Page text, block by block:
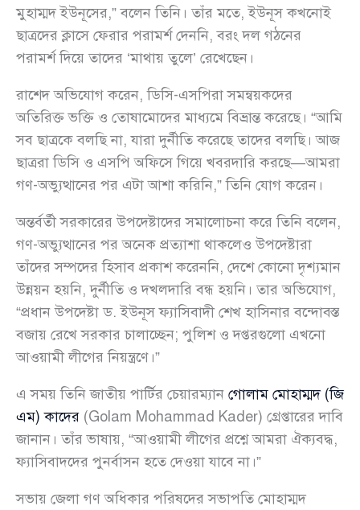
মুহাম্মদ ইউনূসের,” বলেন তিনি। তাঁর মতে, ইউনূস কখনোই
ছাত্রদের ক্লাসে ফেরার পরামর্শ দেননি, বরং দল গঠনের
পরামর্শ দিয়ে তাদের ‘মাথায় তুলে’ রেখেছেন।
রাশেদ অভিযোগ করেন, ডিসি-এসপিরা সমন্বয়কদের
অতিরিক্ত ভক্তি ও তোষামোদের মাধ্যমে বিভ্রান্ত করেছে। “আমি
সব ছাত্রকে বলছি না, যারা দুর্নীতি করেছে তাদের বলছি। আজ
ছাত্ররা ডিসি ও এসপি অফিসে গিয়ে খবরদারি করছে—আমরা
গণ-অভ্যুত্থানের পর এটা আশা করিনি,” তিনি যোগ করেন।
অন্তর্বর্তী সরকারের উপদেষ্টাদের সমালোচনা করে তিনি বলেন,
গণ-অভ্যুত্থানের পর অনেক প্রত্যাশা থাকলেও উপদেষ্টারা
তাঁদের সম্পদের হিসাব প্রকাশ করেননি, দেশে কোনো দৃশ্যমান
উন্নয়ন হয়নি, দুর্নীতি ও দখলদারি বন্ধ হয়নি। তার অভিযোগ,
“প্রধান উপদেষ্টা ড. ইউনূস ফ্যাসিবাদী শেখ হাসিনার বন্দোবস্ত
বজায় রেখে সরকার চালাচ্ছেন; পুলিশ ও দপ্তরগুলো এখনো
আওয়ামী লীগের নিয়ন্ত্রণে।”
এ সময় তিনি জাতীয় পার্টির চেয়ারম্যান গোলাম মোহাম্মদ (জি
এম) কাদের (Golam Mohammad Kader) গ্রেপ্তারের দাবি
জানান। তাঁর ভাষায়, “আওয়ামী লীগের প্রশ্নে আমরা ঐক্যবদ্ধ,
ফ্যাসিবাদদের পুনর্বাসন হতে দেওয়া যাবে না।”
সভায় জেলা গণ অধিকার পরিষদের সভাপতি মোহাম্মদ